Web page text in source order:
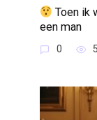
Toen ik
een man
0